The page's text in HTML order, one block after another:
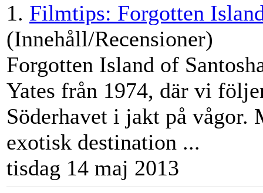
1. Filmtips: Forgotten
(Innehåll/Recensioner)
Forgotten Island of
Yates från 1974, där vi
Söderhavet i jakt på vågor.
exotisk destination ...
tisdag 14 maj 2013